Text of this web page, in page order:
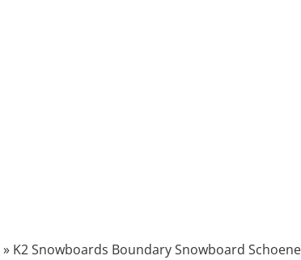
» K2 Snowboards Boundary Snowboard